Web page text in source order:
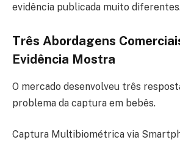
evidência publicada muito
Três Abordagens
Evidência Mostra
O mercado desenvolveu três
problema da captura em bebês.
Captura Multibiométrica via